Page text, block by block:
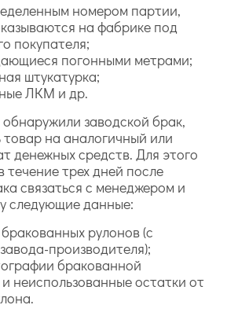
номером партии,
на фабрике под
покупателя;
погонными метрами;
штукатурка;
ЛКМ и др.
обнаружили заводской брак,
на аналогичный или
денежных средств. Для этого
течение трех дней после
связаться с менеджером и
следующие данные:
рулонов (с
производителя);
бракованной
неиспользованные остатки от